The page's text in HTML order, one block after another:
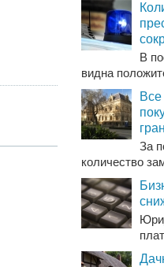
В
видна
За
количество